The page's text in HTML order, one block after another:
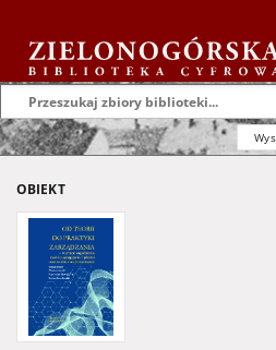
OBIEKT